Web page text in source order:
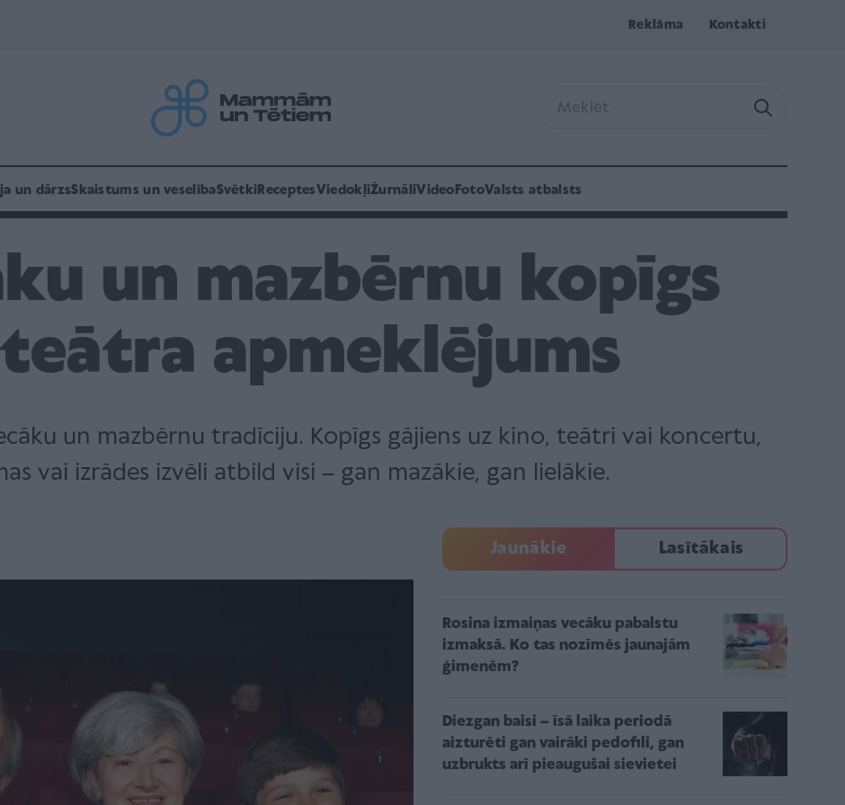
Reklāma Kontakti
un dārzsSkaistums un veselībaSvētki ReceptesViedokļiŽurnāliVideo FotoValsts atbalsts
un mazbērnu kopīgs
apmeklējums
un mazbērnu tradīciju. Kopīgs gājiens uz kino, teātri vai koncertu,
vai izrādes izvēli atbild visi – gan mazākie, gan lielākie.
Jaunākie Lasītākais
Rosina izmaiņas vecāku pabalstu
izmaksā. Ko tas nozīmēs jaunajām
ģimenēm?
Diezgan baisi – īsā laika periodā
aizturēti gan vairāki pedofili, gan
uzbrukts arī pieaugušai sievietei